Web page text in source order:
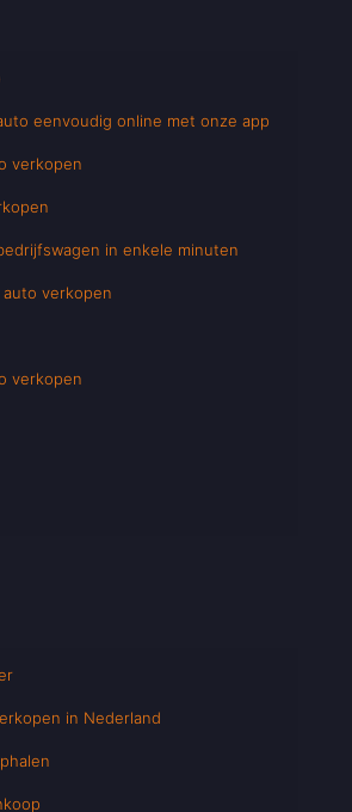
eenvoudig online met onze app
verkopen
in enkele minuten
verkopen
verkopen
in Nederland